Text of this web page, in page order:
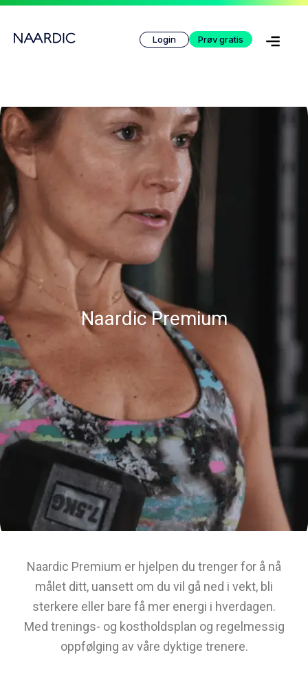
Login Prøv gratis
Naardic Premium
Naardic Premium er hjelpen du trenger for å nå
målet ditt, uansett om du vil gå ned i vekt, bli
sterkere eller bare få mer energi i hverdagen.
Med trenings- og kostholdsplan og regelmessig
oppfølging av våre dyktige trenere.